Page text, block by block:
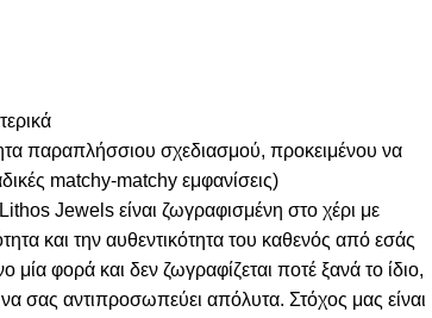
παραπλήσσιου σχεδιασμού, προκειμένου να
matchy-matchy εμφανίσεις)
Jewels είναι ζωγραφισμένη στο χέρι με
και την αυθεντικότητα του καθενός από εσάς
μία φορά και δεν ζωγραφίζεται ποτέ ξανά το ίδιο,
σας αντιπροσωπεύει απόλυτα. Στόχος μας είναι